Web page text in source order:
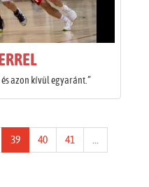
azon kívül egyaránt.”
39 40 41